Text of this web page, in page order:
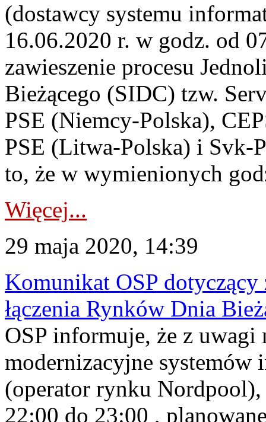
(dostawcy systemu
16.06.2020 r. w godz. od
zawieszenie procesu
Bieżącego (SIDC) tzw.
PSE (Niemcy-Polska),
PSE (Litwa-Polska) i Svk-
to, że w wymienionych
Więcej...
29 maja 2020, 14:39
Komunikat OSP dotyczący
łączenia Rynków Dnia
OSP informuje, że z uwagi
modernizacyjne
(operator rynku
22:00 do 23:00 ,